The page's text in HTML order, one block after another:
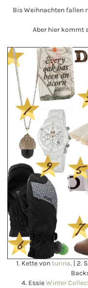
Bis Weihnachten fallen
Aber hier kommt
1. Kette vonturina. | 2.
4. EssieWinter